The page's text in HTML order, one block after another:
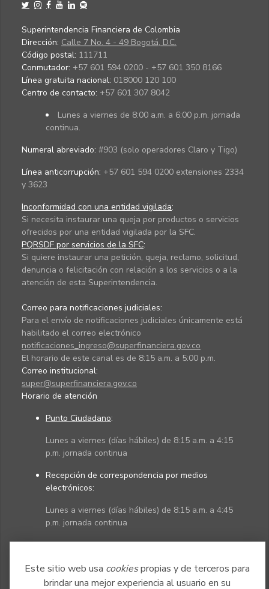
Este sitio web usa cookiespropias y de terceros para
brindar una mejor experiencia al usuario en su
Superintendencia Financiera de Colombia
Dirección: Calle 7 No. 4 - 49 Bogotá, D.C.
Código postal: 111711
Conmutador: +57 601 594 0200 - +57 601 350 8166
Línea gratuita nacional: 018000 120 100
Centro de contacto: +57 601 307 8042
Lunes a viernes de 8:00 a.m. a 6:00 p.m. jornada
continua.
Numeral abreviado: #903 (solo operadores Claro y Tigo)
Línea anticorrupción: +57 601 594 0200 extensiones 2334
y 3623
Inconformidad con una entidad vigilada:
Si necesita instaurar una queja por productos o servicios
ofrecidos por una entidad vigilada por la SFC.
PQRSDF por servicios de la SFC:
Si quiere instaurar una petición, queja, reclamo, solicitud,
denuncia o felicitación con relación a los servicios o a la
atención de esta Superintendencia.
Correo para notificaciones judiciales:
Para el envío de notificaciones judiciales únicamente está
habilitado el correo electrónico
notificaciones_ingreso@superfinanciera.gov.co
El horario de este canal es de 8:15 a.m. a 5:00 p.m.
Correo institucional:
super@superfinanciera.gov.co
Horario de atención
Punto Ciudadano:
Lunes a viernes (días hábiles) de 8:15 a.m. a 4:15
p.m. jornada continua
Recepción de correspondencia por medios
electrónicos:
Lunes a viernes (días hábiles) de 8:15 a.m. a 4:45
p.m. jornada continua